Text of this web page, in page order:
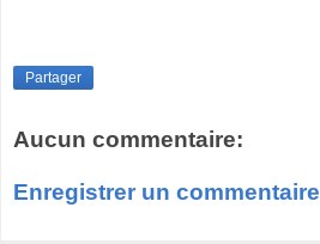
Partager
Aucun commentaire:
Enregistrer un commentaire